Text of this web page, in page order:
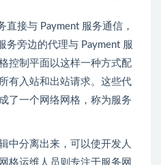
直接与 Payment 服务通信，
务旁边的代理与 Payment 服
控制平面以这样一种方式配
有入站和出站请求。这些代
了一个网络网格，称为服务
中分离出来，可以使开发人
格运维人员则专注于服务网